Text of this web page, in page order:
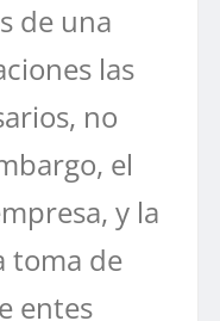
de una
las
no
el
y la
toma de
entes